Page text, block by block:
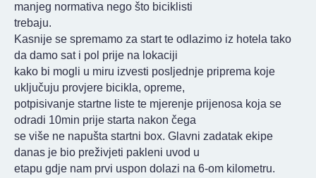
manjeg normativa nego što biciklisti
trebaju.
Kasnije se spremamo za start te odlazimo iz hotela tako
da damo sat i pol prije na lokaciji
kako bi mogli u miru izvesti posljednje priprema koje
uključuju provjere bicikla, opreme,
potpisivanje startne liste te mjerenje prijenosa koja se
odradi 10min prije starta nakon čega
se više ne napušta startni box. Glavni zadatak ekipe
danas je bio preživjeti pakleni uvod u
etapu gdje nam prvi uspon dolazi na 6-om kilometru.